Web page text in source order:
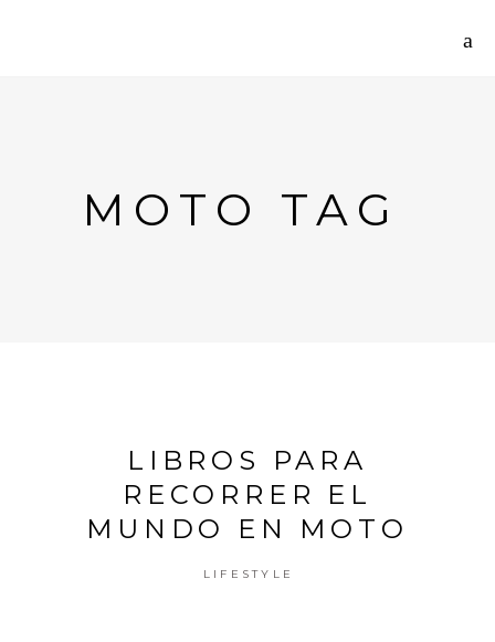
MOTO TAG
LIBROS PARA
RECORRER EL
MUNDO EN MOTO
LIFESTYLE